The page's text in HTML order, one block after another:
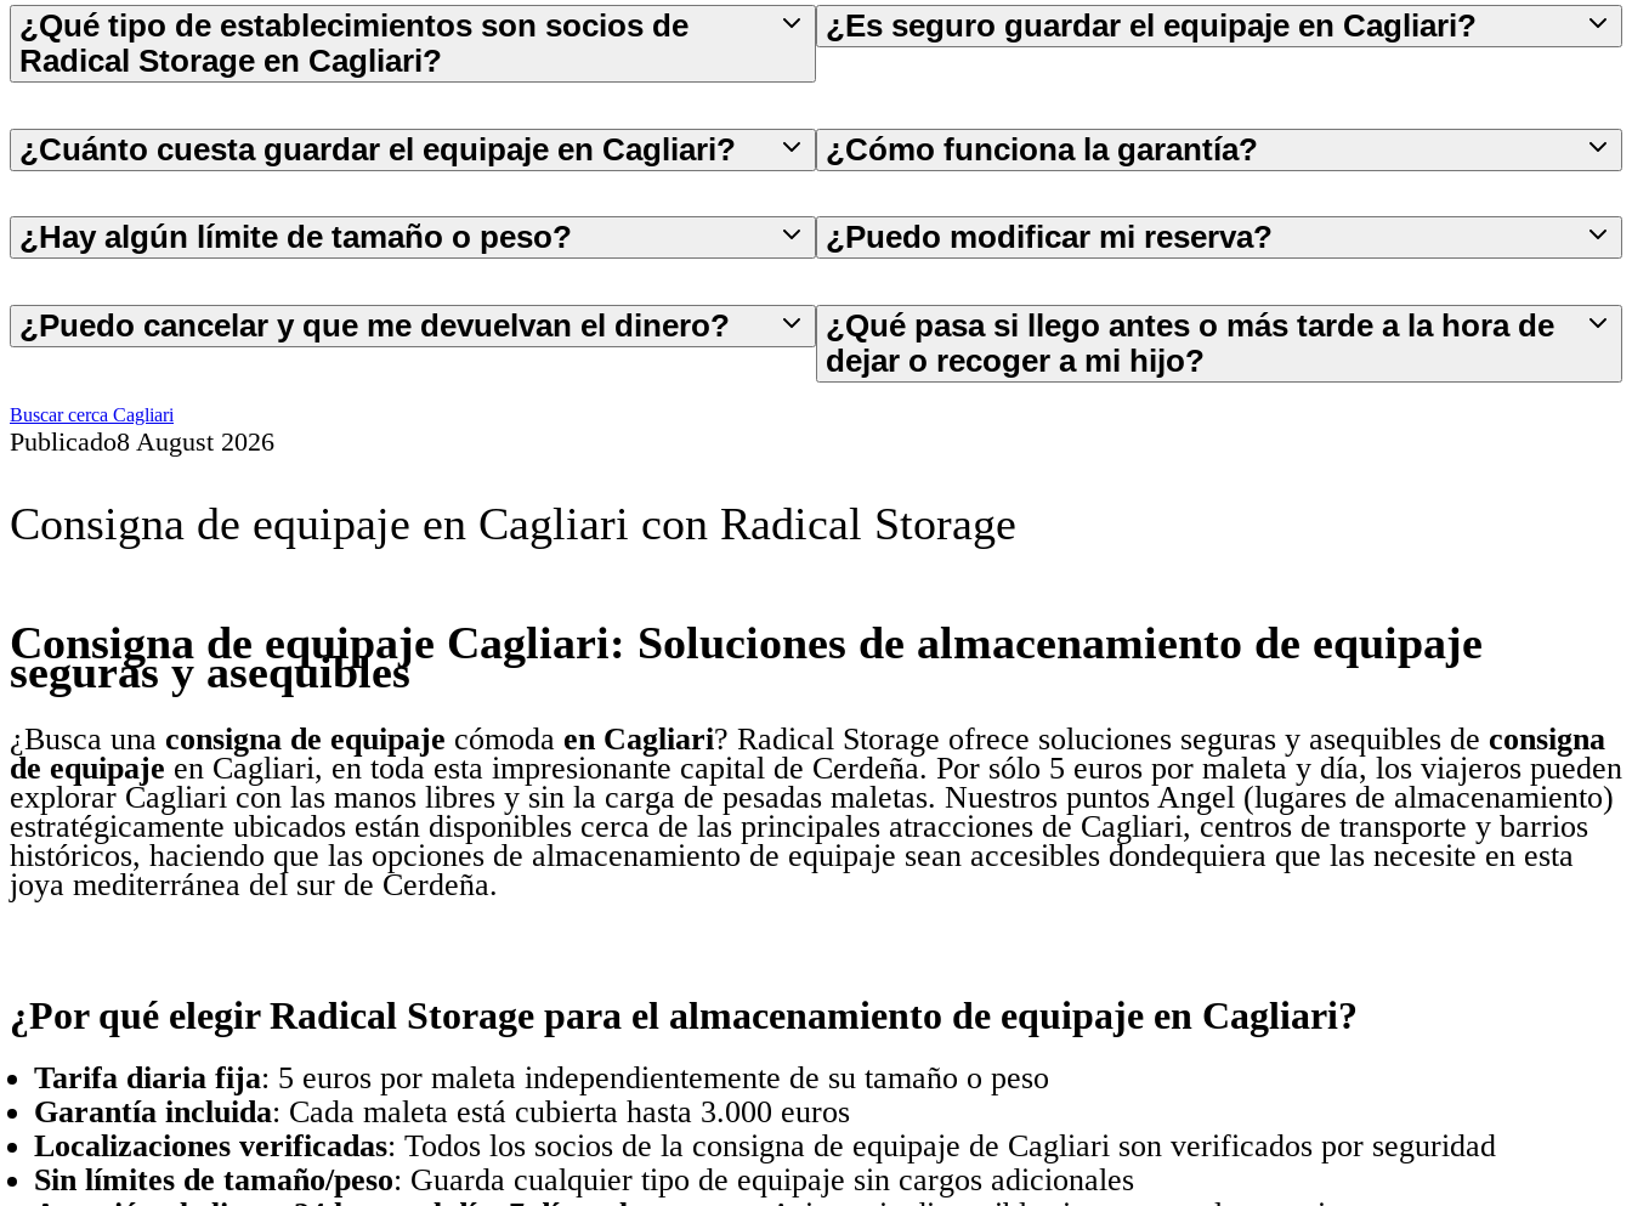
¿Qué tipo de establecimientos son socios de
Radical Storage en Cagliari?
¿Es seguro guardar el equipaje en Cagliari?
¿Cuánto cuesta guardar el equipaje en Cagliari? ¿Cómo funciona la garantía?
¿Hay algún límite de tamaño o peso? ¿Puedo modificar mi reserva?
¿Puedo cancelar y que me devuelvan el dinero?
¿Qué pasa si llego antes o más tarde a la hora de
dejar o recoger a mi hijo?
Buscar cerca Cagliari
Publicado8 August 2026
Consigna de equipaje en Cagliari con Radical Storage
Consigna de equipaje Cagliari: Soluciones de almacenamiento de equipaje
seguras y asequibles
¿Busca una consigna de equipaje cómoda en Cagliari? Radical Storage ofrece soluciones seguras y asequibles de consigna
de equipaje en Cagliari, en toda esta impresionante capital de Cerdeña. Por sólo 5 euros por maleta y día, los viajeros pueden
explorar Cagliari con las manos libres y sin la carga de pesadas maletas. Nuestros puntos Angel (lugares de almacenamiento)
estratégicamente ubicados están disponibles cerca de las principales atracciones de Cagliari, centros de transporte y barrios
históricos, haciendo que las opciones de almacenamiento de equipaje sean accesibles dondequiera que las necesite en esta
joya mediterránea del sur de Cerdeña.
¿Por qué elegir Radical Storage para el almacenamiento de equipaje en Cagliari?
Tarifa diaria fija: 5 euros por maleta independientemente de su tamaño o peso
Garantía incluida: Cada maleta está cubierta hasta 3.000 euros
Localizaciones verificadas: Todos los socios de la consigna de equipaje de Cagliari son verificados por seguridad
Sin límites de tamaño/peso: Guarda cualquier tipo de equipaje sin cargos adicionales